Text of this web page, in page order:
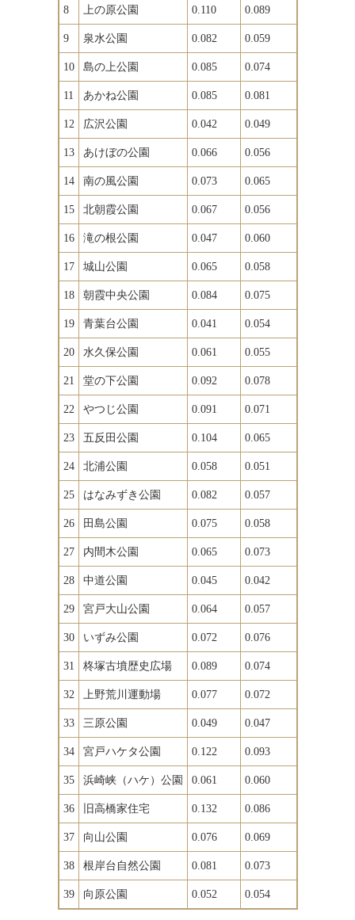
8 上の原公園 0.110 0.089
9 泉水公園 0.082 0.059
10 島の上公園 0.085 0.074
11 あかね公園 0.085 0.081
12 広沢公園 0.042 0.049
13 あけぼの公園 0.066 0.056
14 南の風公園 0.073 0.065
15 北朝霞公園 0.067 0.056
16 滝の根公園 0.047 0.060
17 城山公園 0.065 0.058
18 朝霞中央公園 0.084 0.075
19 青葉台公園 0.041 0.054
20 水久保公園 0.061 0.055
21 堂の下公園 0.092 0.078
22 やつじ公園 0.091 0.071
23 五反田公園 0.104 0.065
24 北浦公園 0.058 0.051
25 はなみずき公園 0.082 0.057
26 田島公園 0.075 0.058
27 内間木公園 0.065 0.073
28 中道公園 0.045 0.042
29 宮戸大山公園 0.064 0.057
30 いずみ公園 0.072 0.076
31 柊塚古墳歴史広場 0.089 0.074
32 上野荒川運動場 0.077 0.072
33 三原公園 0.049 0.047
34 宮戸ハケタ公園 0.122 0.093
35 浜崎峡（ハケ）公園 0.061 0.060
36 旧高橋家住宅 0.132 0.086
37 向山公園 0.076 0.069
38 根岸台自然公園 0.081 0.073
39 向原公園 0.052 0.054